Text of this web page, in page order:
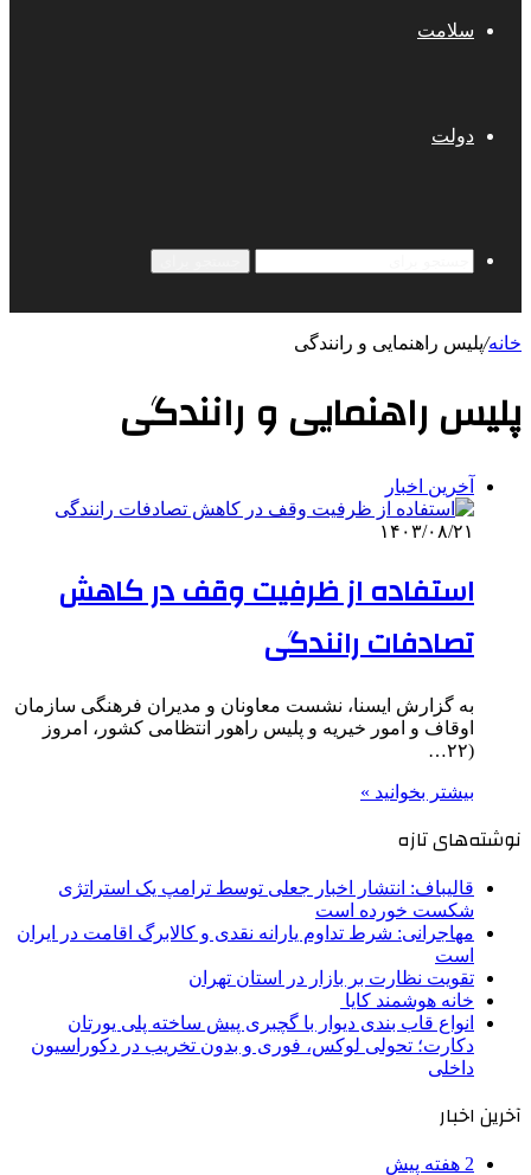
سلامت
دولت
خانه/پلیس راهنمایی و رانندگی
پلیس راهنمایی و رانندگی
آخرین اخبار
۱۴۰۳/۰۸/۲۱
استفاده از ظرفیت وقف در کاهش
تصادفات رانندگی
به گزارش ایسنا، نشست معاونان و مدیران فرهنگی سازمان
اوقاف و امور خیریه و پلیس راهور انتظامی کشور، امروز
(۲۲…
بیشتر بخوانید »
نوشته‌های تازه
قالیباف: انتشار اخبار جعلی توسط ترامپ یک استراتژی
شکست خورده است
مهاجرانی: شرط تداوم یارانه نقدی و کالابرگ اقامت در ایران
است
تقویت نظارت بر بازار در استان تهران
خانه هوشمند کایا
انواع قاب بندی دیوار با گچبری پیش ساخته پلی یورتان
دکارت؛ تحولی لوکس، فوری و بدون تخریب در دکوراسیون
داخلی
آخرین اخبار
2 هفته پیش